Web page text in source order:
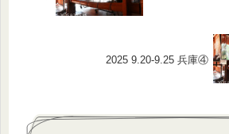
2025 9.20-9.25 兵庫④